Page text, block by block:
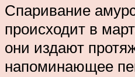
Спаривание
происходит в
они издают
напоминающее